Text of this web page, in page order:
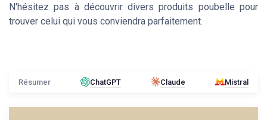
N'hésitez pas à découvrir diversproduits poubelle pour
trouver celui qui vous conviendra parfaitement.
Résumer ChatGPT Claude Mistral